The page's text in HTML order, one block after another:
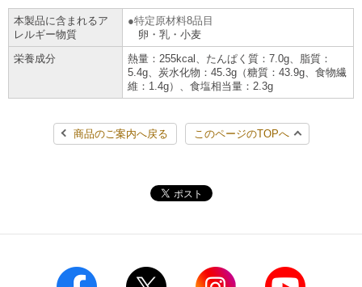
チケット
各種料金のお支払い
CNプレイガイド
国内店舗数
セブン‐イレブンの海外事業
4VISIONS
サステナビリティニュース
サステナビリティレポート
Language
English (Corporate)
English (Services)
简体中文(服务)
한국어(서비스)
本製品に含まれるア
レルギー物質
特定原材料8品目
卵・乳・小麦
栄養成分
熱量：255kcal、たんぱく質：7.0g、脂質：
5.4g、炭水化物：45.3g（糖質：43.9g、食物繊
維：1.4g）、食塩相当量：2.3g
商品のご案内へ戻る このページのTOPへ